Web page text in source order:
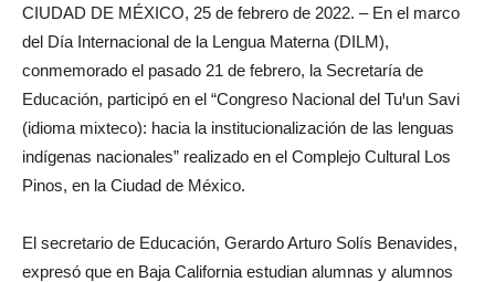
CIUDAD DE MÉXICO, 25 de febrero de 2022. – En el marco
del Día Internacional de la Lengua Materna (DILM),
conmemorado el pasado 21 de febrero, la Secretaría de
Educación, participó en el “Congreso Nacional del TuꞋun Savi
(idioma mixteco): hacia la institucionalización de las lenguas
indígenas nacionales” realizado en el Complejo Cultural Los
Pinos, en la Ciudad de México.
El secretario de Educación, Gerardo Arturo Solís Benavides,
expresó que en Baja California estudian alumnas y alumnos